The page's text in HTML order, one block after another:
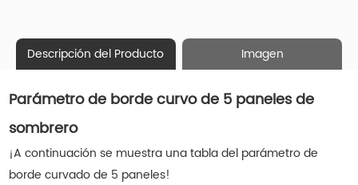
Descripción del Producto Imagen
Parámetro de borde curvo de 5 paneles de
sombrero
¡A continuación se muestra una tabla del parámetro de
borde curvado de 5 paneles!